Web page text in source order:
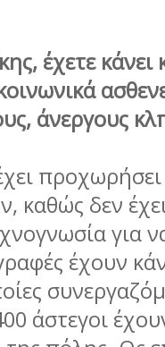
έχετε κάνει
άνεργους
καθώς δεν
για
έχουν
άστεγοι